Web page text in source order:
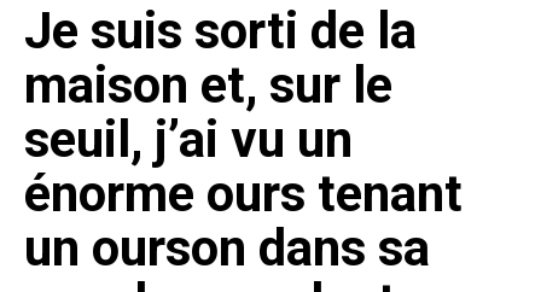
Je suis sorti de la
maison et, sur le
seuil, j’ai vu un
énorme ours tenant
un ourson dans sa